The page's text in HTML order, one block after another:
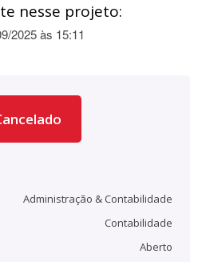
nesse projeto:
2025 às 15:11
Administração & Contabilidade
Contabilidade
Aberto